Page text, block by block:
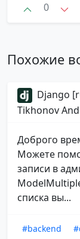
0
Похожие
Django
Tikhonov
Доброго
Можете
записи в
списка вы...
#backend